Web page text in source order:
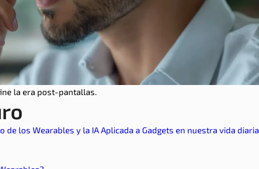
la era post-pantallas.
de los Wearables y la IA Aplicada a Gadgets en nuestra vida diaria